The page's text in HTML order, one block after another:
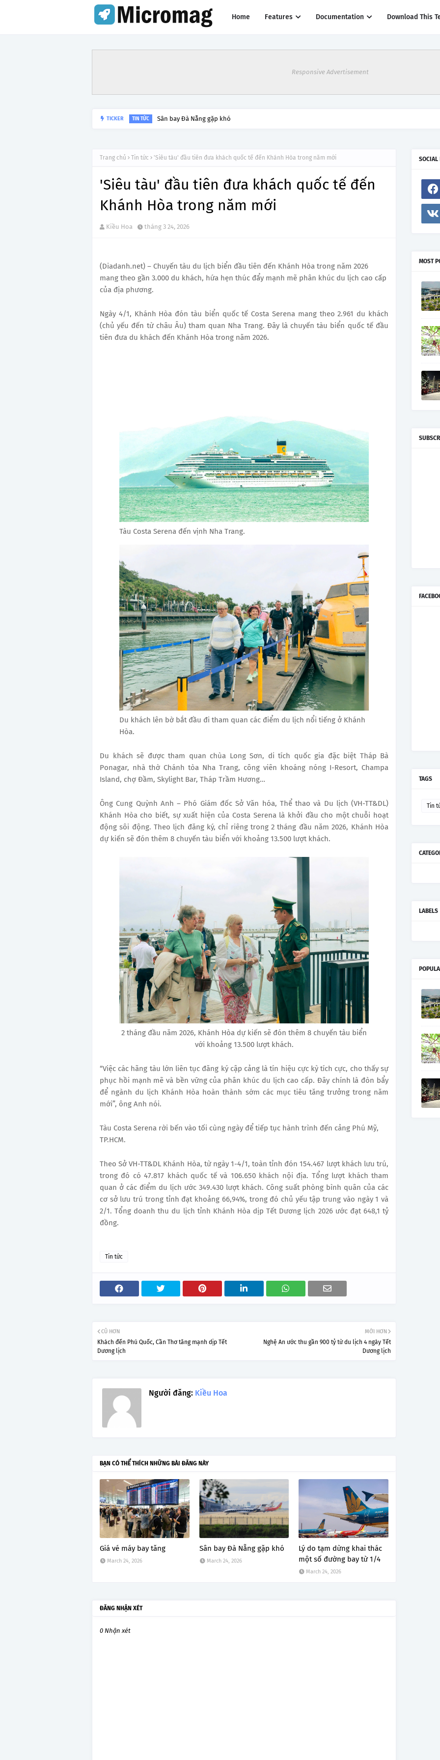
Home Features Documentation Download This
Responsive Advertisement
TICKER TIN TỨC Sân bay Đà Nẵng gặp khó
Trang chủ Tin tức 'Siêu tàu' đầu tiên đưa khách quốc tế đến Khánh Hòa trong năm mới
'Siêu tàu' đầu tiên đưa khách quốc tế đến
Khánh Hòa trong năm mới
Kiều Hoa tháng 3 24, 2026
(Diadanh.net) – Chuyến tàu du lịch biển đầu tiên đến Khánh Hòa trong năm 2026
mang theo gần 3.000 du khách, hứa hẹn thúc đẩy mạnh mẽ phân khúc du lịch cao cấp
của địa phương.
Ngày 4/1, Khánh Hòa đón tàu biển quốc tế Costa Serena mang theo 2.961 du khách
(chủ yếu đến từ châu Âu) tham quan Nha Trang. Đây là chuyến tàu biển quốc tế đầu
tiên đưa du khách đến Khánh Hòa trong năm 2026.
Tàu Costa Serena đến vịnh Nha Trang.
Du khách lên bờ bắt đầu đi tham quan các điểm du lịch nổi tiếng ở Khánh
Hòa.
Du khách sẽ được tham quan chùa Long Sơn, di tích quốc gia đặc biệt Tháp Bà
Ponagar, nhà thờ Chánh tòa Nha Trang, công viên khoáng nóng I-Resort, Champa
Island, chợ Đầm, Skylight Bar, Tháp Trầm Hương…
Ông Cung Quỳnh Anh – Phó Giám đốc Sở Văn hóa, Thể thao và Du lịch (VH-TT&DL)
Khánh Hòa cho biết, sự xuất hiện của Costa Serena là khởi đầu cho một chuỗi hoạt
động sôi động. Theo lịch đăng ký, chỉ riêng trong 2 tháng đầu năm 2026, Khánh Hòa
dự kiến sẽ đón thêm 8 chuyến tàu biển với khoảng 13.500 lượt khách.
2 tháng đầu năm 2026, Khánh Hòa dự kiến sẽ đón thêm 8 chuyến tàu biển
với khoảng 13.500 lượt khách.
“Việc các hãng tàu lớn liên tục đăng ký cập cảng là tín hiệu cực kỳ tích cực, cho thấy sự
phục hồi mạnh mẽ và bền vững của phân khúc du lịch cao cấp. Đây chính là đòn bẩy
để ngành du lịch Khánh Hòa hoàn thành sớm các mục tiêu tăng trưởng trong năm
mới”, ông Anh nói.
Tàu Costa Serena rời bến vào tối cùng ngày để tiếp tục hành trình đến cảng Phú Mỹ,
TP.HCM.
Theo Sở VH-TT&DL Khánh Hòa, từ ngày 1-4/1, toàn tỉnh đón 154.467 lượt khách lưu trú,
trong đó có 47.817 khách quốc tế và 106.650 khách nội địa. Tổng lượt khách tham
quan ở các điểm du lịch ước 349.430 lượt khách. Công suất phòng bình quân của các
cơ sở lưu trú trong tỉnh đạt khoảng 66,94%, trong đó chủ yếu tập trung vào ngày 1 và
2/1. Tổng doanh thu du lịch tỉnh Khánh Hòa dịp Tết Dương lịch 2026 ước đạt 648,1 tỷ
đồng.
Tin tức
MỚI HƠN
Nghệ An ước thu gần 900 tỷ từ du lịch 4 ngày Tết
Dương lịch
CŨ HƠN
Khách đến Phú Quốc, Cần Thơ tăng mạnh dịp Tết
Dương lịch
Người đăng: Kiều Hoa
BẠN CÓ THỂ THÍCH NHỮNG BÀI ĐĂNG NÀY
Giá vé máy bay tăng
March 24, 2026
Sân bay Đà Nẵng gặp khó
March 24, 2026
Lý do tạm dừng khai thác
một số đường bay từ 1/4
March 24, 2026
ĐĂNG NHẬN XÉT
0 Nhận xét
SOCIAL
MOST
TAGS
Tin
LABELS